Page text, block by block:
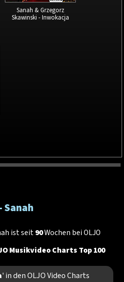
Sanah & Grzegorz
Skawinski - Inwokacja
- Sanah
ist seit90Wochen bei OLJO
Musikvideo Charts Top 100
' in den OLJO Video Charts